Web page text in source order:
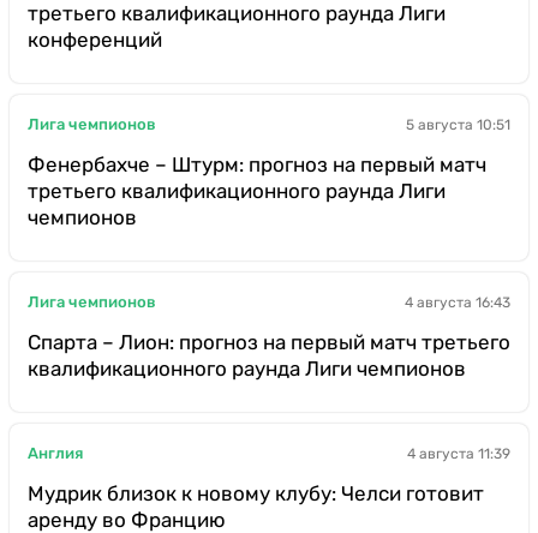
третьего квалификационного раунда Лиги
конференций
Лига чемпионов 5 августа 10:51
Фенербахче – Штурм: прогноз на первый матч
третьего квалификационного раунда Лиги
чемпионов
Лига чемпионов 4 августа 16:43
Спарта – Лион: прогноз на первый матч третьего
квалификационного раунда Лиги чемпионов
Англия 4 августа 11:39
Мудрик близок к новому клубу: Челси готовит
аренду во Францию